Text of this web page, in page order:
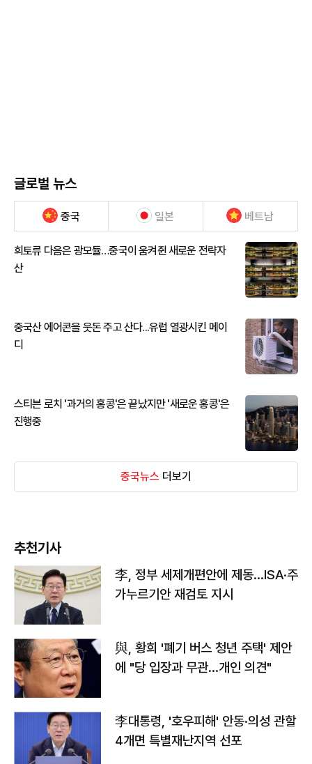
글로벌 뉴스
중국 일본 베트남
희토류 다음은 광모듈…중국이 움켜쥔 새로운 전략자
산
중국산 에어콘을 웃돈 주고 산다...유럽 열광시킨 메이
디
스티븐 로치 '과거의 홍콩'은 끝났지만 '새로운 홍콩'은
진행중
중국뉴스 더보기
추천기사
李, 정부 세제개편안에 제동…ISA·주
가누르기안 재검토 지시
與, 황희 '폐기 버스 청년 주택' 제안
에 "당 입장과 무관…개인 의견"
李대통령, '호우피해' 안동·의성 관할
4개면 특별재난지역 선포